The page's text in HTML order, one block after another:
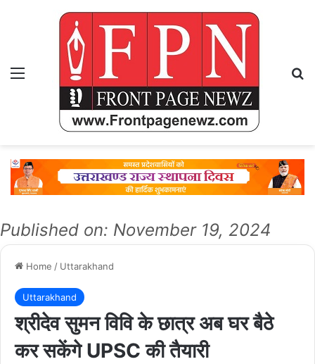
Menu
Published on: November 19, 2024
Home / Uttarakhand
Uttarakhand
श्रीदेव सुमन विवि के छात्र अब घर बैठे
कर सकेंगे UPSC की तैयारी